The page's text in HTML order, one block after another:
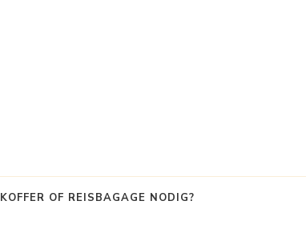
KOFFER OF REISBAGAGE NODIG?